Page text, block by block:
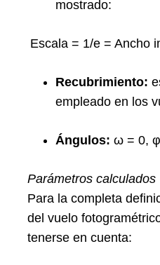
mostrado:
Escala = 1/e = Ancho
Recubrimiento:
empleado en los
Ángulos: ω = 0,
Parámetros calculados
Para la completa
del vuelo
tenerse en cuenta: